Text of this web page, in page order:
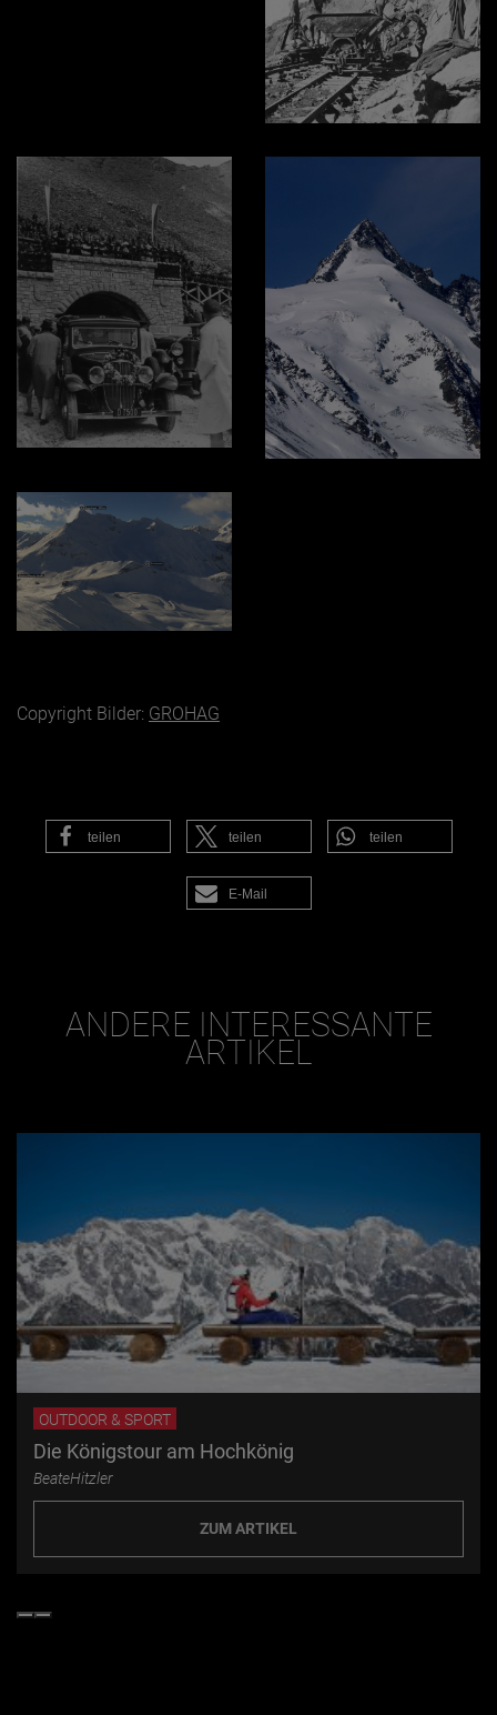
Copyright Bilder: GROHAG
teilen teilen teilen
E-Mail
ANDERE INTERESSANTE
ARTIKEL
OUTDOOR & SPORT
Die Königstour am Hochkönig
BeateHitzler
ZUM ARTIKEL